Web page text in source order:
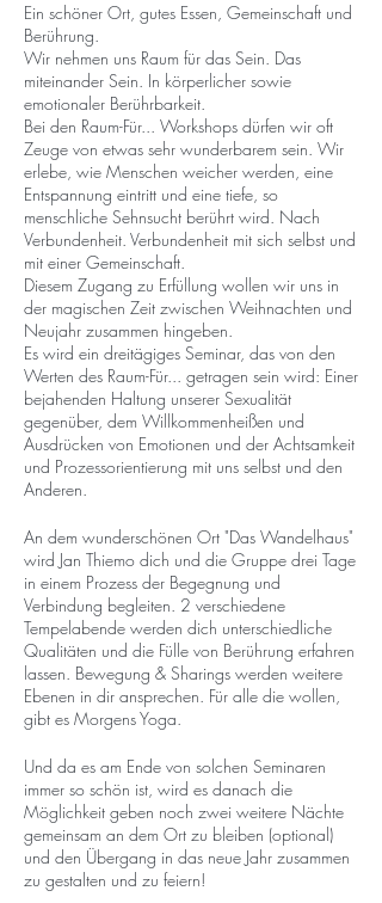
Ein schöner Ort, gutes Essen, Gemeinschaft und
Berührung.
Wir nehmen uns Raum für das Sein. Das
miteinander Sein. In körperlicher sowie
emotionaler Berührbarkeit.
Bei den Raum-Für... Workshops dürfen wir oft
Zeuge von etwas sehr wunderbarem sein. Wir
erlebe, wie Menschen weicher werden, eine
Entspannung eintritt und eine tiefe, so
menschliche Sehnsucht berührt wird. Nach
Verbundenheit. Verbundenheit mit sich selbst und
mit einer Gemeinschaft.
Diesem Zugang zu Erfüllung wollen wir uns in
der magischen Zeit zwischen Weihnachten und
Neujahr zusammen hingeben.
Es wird ein dreitägiges Seminar, das von den
Werten des Raum-Für... getragen sein wird: Einer
bejahenden Haltung unserer Sexualität
gegenüber, dem Willkommenheißen und
Ausdrücken von Emotionen und der Achtsamkeit
und Prozessorientierung mit uns selbst und den
Anderen.
An dem wunderschönen Ort "Das Wandelhaus"
wird Jan Thiemo dich und die Gruppe drei Tage
in einem Prozess der Begegnung und
Verbindung begleiten. 2 verschiedene
Tempelabende werden dich unterschiedliche
Qualitäten und die Fülle von Berührung erfahren
lassen. Bewegung & Sharings werden weitere
Ebenen in dir ansprechen. Für alle die wollen,
gibt es Morgens Yoga.
Und da es am Ende von solchen Seminaren
immer so schön ist, wird es danach die
Möglichkeit geben noch zwei weitere Nächte
gemeinsam an dem Ort zu bleiben (optional)
und den Übergang in das neue Jahr zusammen
zu gestalten und zu feiern!